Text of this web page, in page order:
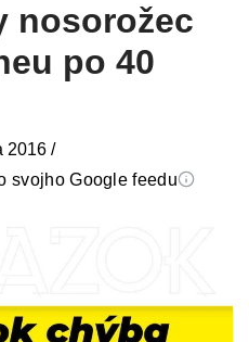
nosorožec
po 40
2016 /
svojho Google feedu